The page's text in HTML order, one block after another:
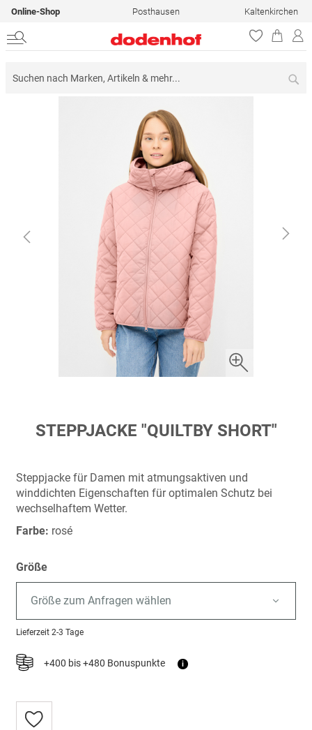
Online-Shop Posthausen Kaltenkirchen
Anfang
springen
STEPPJACKE "QUILTBY SHORT"
Steppjacke für Damen mit atmungsaktiven und
winddichten Eigenschaften für optimalen Schutz bei
wechselhaftem Wetter.
Farbe: rosé
Größe
Größe zum Anfragen wählen
Lieferzeit 2-3 Tage
+400 bis +480 Bonuspunkte i
Zur